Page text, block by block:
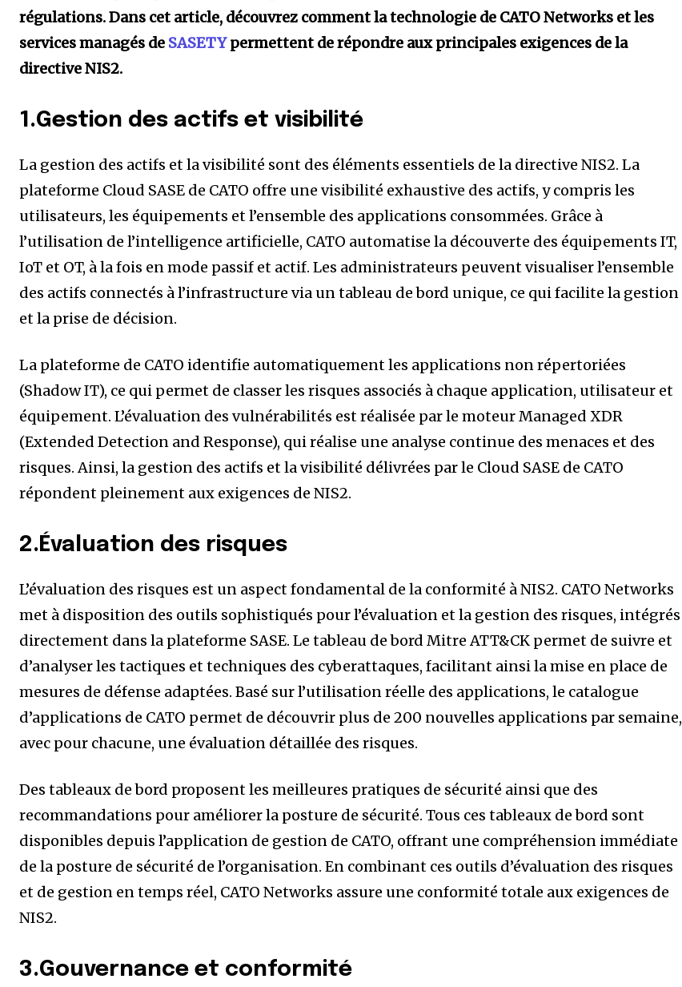
régulations. Dans cet article, découvrez comment la technologie de CATO Networks et les
services managés de SASETYpermettent de répondre aux principales exigences de la
directive NIS2.
1.Gestion des actifs et visibilité
La gestion des actifs et la visibilité sont des éléments essentiels de la directive NIS2. La
plateforme Cloud SASE de CATO offre une visibilité exhaustive des actifs, y compris les
utilisateurs, les équipements et l’ensemble des applications consommées. Grâce à
l’utilisation de l’intelligence artificielle, CATO automatise la découverte des équipements IT,
IoT et OT, à la fois en mode passif et actif. Les administrateurs peuvent visualiser l’ensemble
des actifs connectés à l’infrastructure via un tableau de bord unique, ce qui facilite la gestion
et la prise de décision.
La plateforme de CATO identifie automatiquement les applications non répertoriées
(Shadow IT), ce qui permet de classer les risques associés à chaque application, utilisateur et
équipement. L’évaluation des vulnérabilités est réalisée par le moteur Managed XDR
(Extended Detection and Response), qui réalise une analyse continue des menaces et des
risques. Ainsi, la gestion des actifs et la visibilité délivrées par le Cloud SASE de CATO
répondent pleinement aux exigences de NIS2.
2.Évaluation des risques
L’évaluation des risques est un aspect fondamental de la conformité à NIS2. CATO Networks
met à disposition des outils sophistiqués pour l’évaluation et la gestion des risques, intégrés
directement dans la plateforme SASE. Le tableau de bord Mitre ATT&CK permet de suivre et
d’analyser les tactiques et techniques des cyberattaques, facilitant ainsi la mise en place de
mesures de défense adaptées. Basé sur l’utilisation réelle des applications, le catalogue
d’applications de CATO permet de découvrir plus de 200 nouvelles applications par semaine,
avec pour chacune, une évaluation détaillée des risques.
Des tableaux de bord proposent les meilleures pratiques de sécurité ainsi que des
recommandations pour améliorer la posture de sécurité. Tous ces tableaux de bord sont
disponibles depuis l’application de gestion de CATO, offrant une compréhension immédiate
de la posture de sécurité de l’organisation. En combinant ces outils d’évaluation des risques
et de gestion en temps réel, CATO Networks assure une conformité totale aux exigences de
NIS2.
3.Gouvernance et conformité